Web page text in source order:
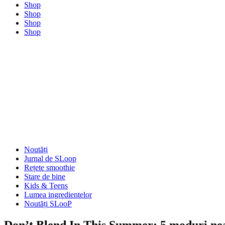
Shop
Shop
Shop
Shop
Noutăți
Jurnal de SLoop
Rețete smoothie
Stare de bine
Kids & Teens
Lumea ingredientelor
Noutăți SLooP